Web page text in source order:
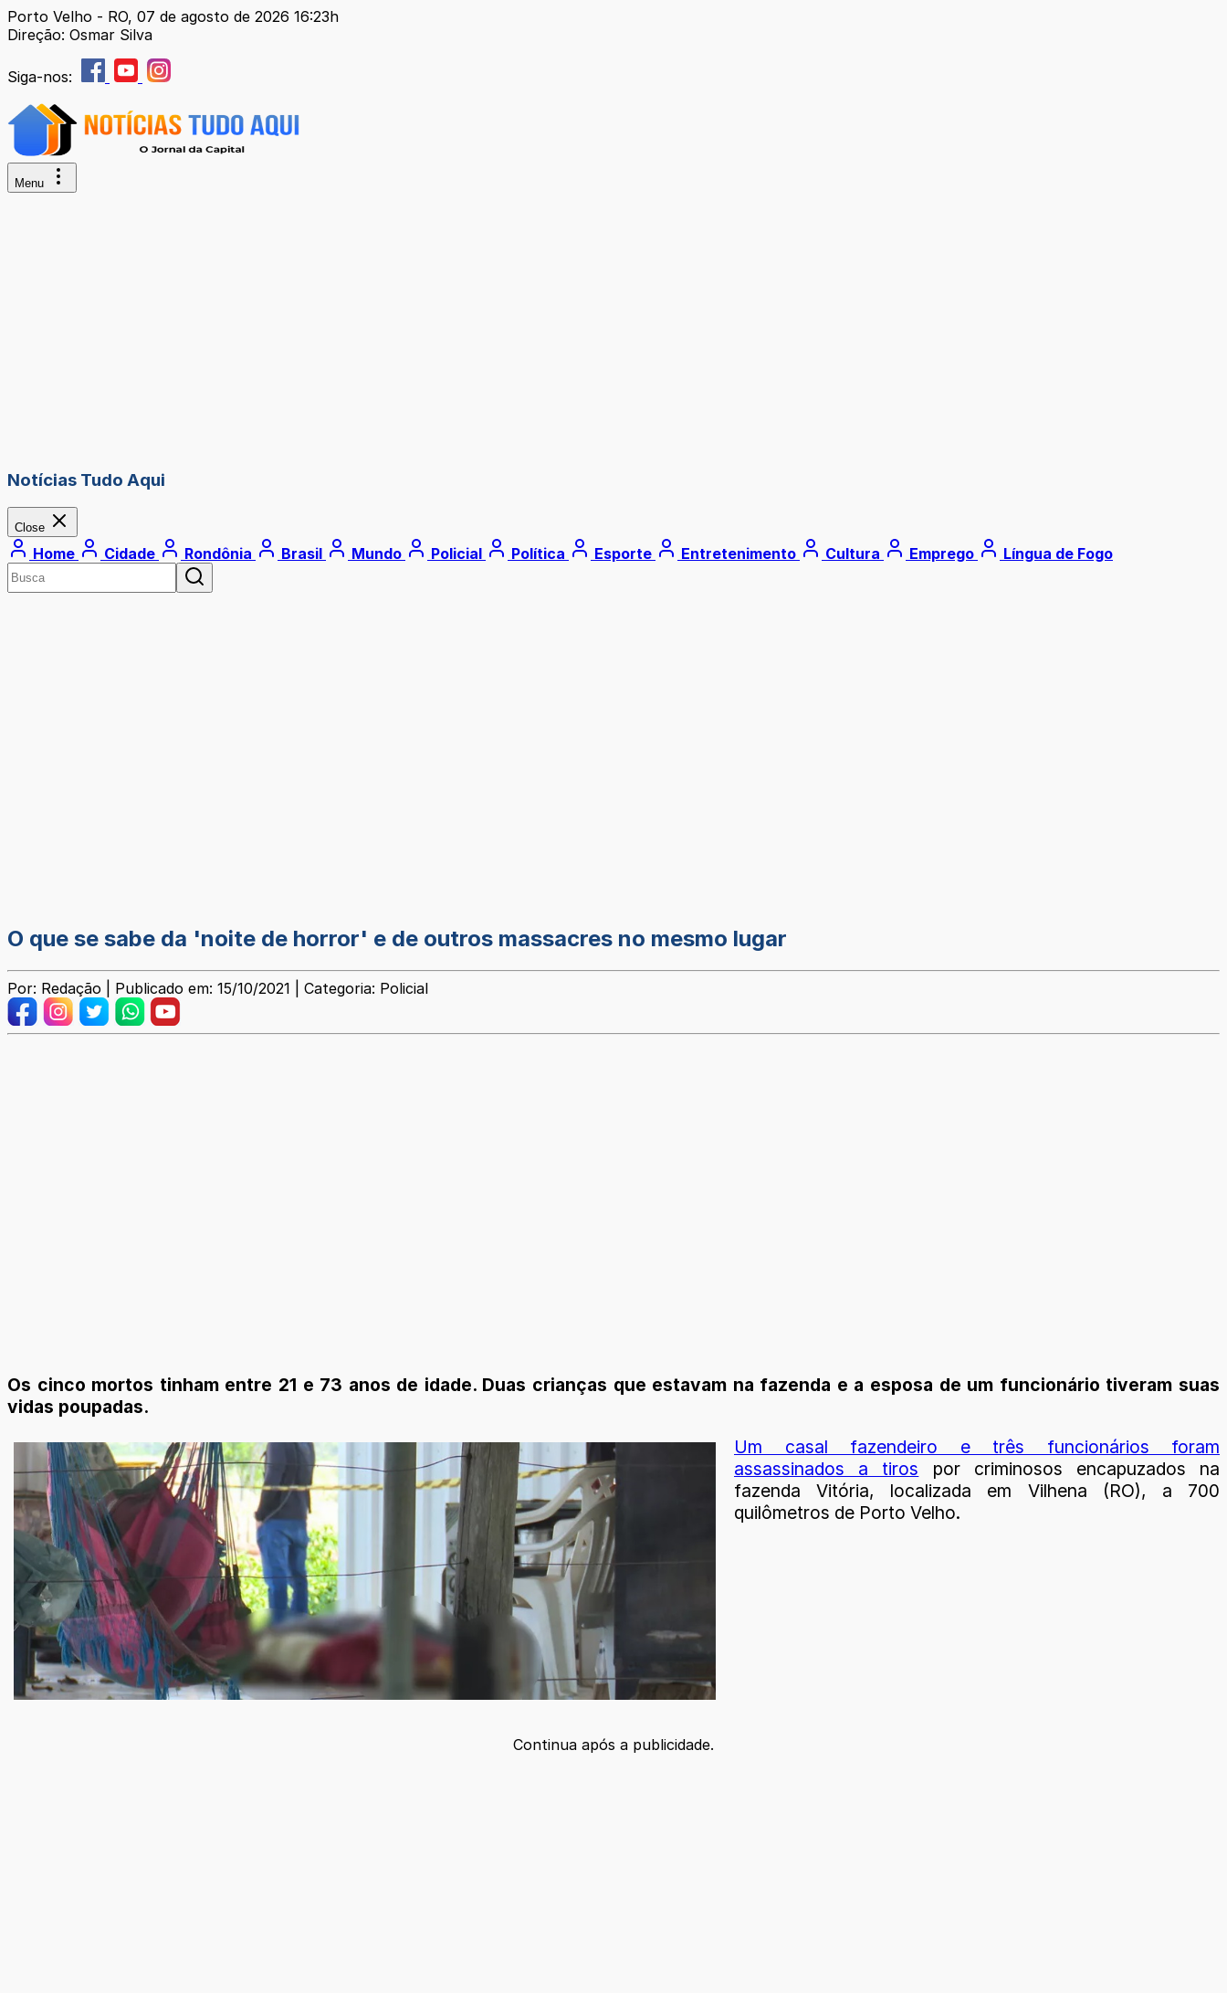
Porto Velho - RO, 07 de agosto de 2026 16:23h
Direção: Osmar Silva
Siga-nos:
Menu
Notícias Tudo Aqui
Close
Home Cidade Rondônia Brasil Mundo Policial Política Esporte Entretenimento Cultura Emprego Língua de Fogo
O que se sabe da 'noite de horror' e de outros massacres no mesmo lugar
Por: Redação | Publicado em: 15/10/2021 | Categoria: Policial
Os cinco mortos tinham entre 21 e 73 anos de idade. Duas crianças que estavam na fazenda e a esposa de um funcionário tiveram suas
vidas poupadas.
Um casal fazendeiro e três funcionários foram
assassinados a tiros por criminosos encapuzados na
fazenda Vitória, localizada em Vilhena (RO), a 700
quilômetros de Porto Velho.
Continua após a publicidade.